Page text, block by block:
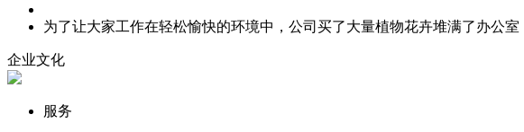
为了让大家工作在轻松愉快的环境中，公司买了大量植物花卉堆满了办公
企业文化
服务